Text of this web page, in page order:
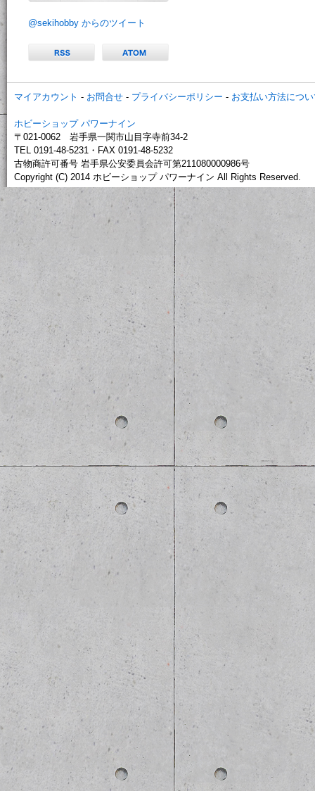
@sekihobby からのツイート
マイアカウント - お問合せ - プライバシーポリシー - お支払い方法につ
ホビーショップ パワーナイン
〒021-0062 岩手県一関市山目字寺前34-2
TEL 0191-48-5231・FAX 0191-48-5232
古物商許可番号 岩手県公安委員会許可第211080000986号
Copyright (C) 2014 ホビーショップ パワーナイン All Rights Reserved.